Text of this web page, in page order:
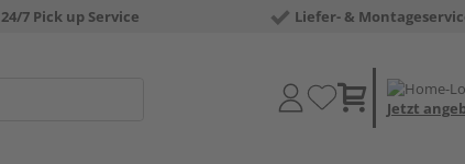
24/7 Pick up Service Liefer- &
Jetzt